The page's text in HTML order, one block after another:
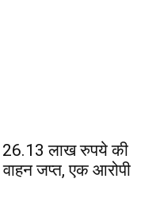
: 26.13 लाख रुपये की
जप्त, एक आरोपी